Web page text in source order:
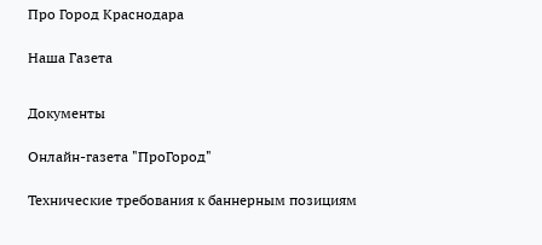
Про Город Краснодара
Наша Газета
Документы
Онлайн-газета "ПроГород"
Технические требования к баннерным позициям